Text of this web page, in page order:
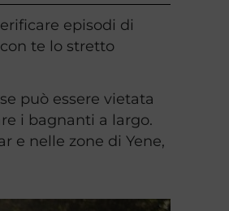
episodi di
te lo stretto
può essere vietata
i bagnanti a largo.
e nelle zone di Yene,